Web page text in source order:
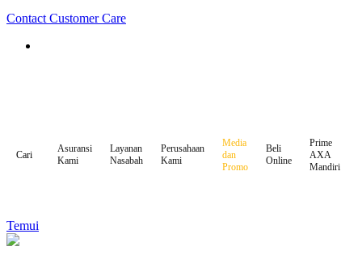
Contact Customer Care
Cari
Asuransi
Kami
Layanan
Nasabah
Perusahaan
Kami
Media
dan
Promo
Beli
Online
Prime
AXA
Mandiri
Temui